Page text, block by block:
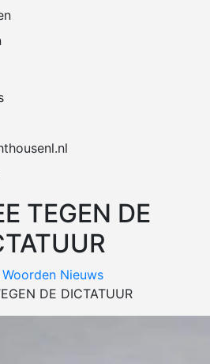
TEGEN DE
Woorden Nieuws
DE DICTATUUR